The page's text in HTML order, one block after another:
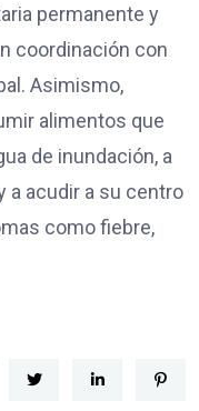
permanente y
coordinación con
Asimismo,
alimentos que
de inundación, a
a acudir a su centro
como fiebre,